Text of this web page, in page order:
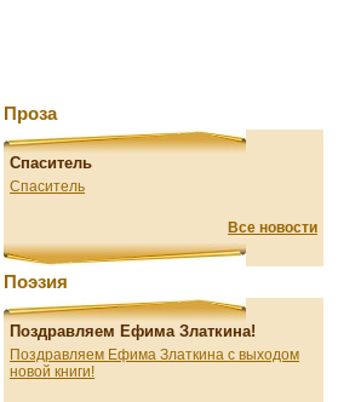
Проза
Спаситель
Спаситель
Все новости
Поэзия
Поздравляем Ефима Златкина!
Поздравляем Ефима Златкина с выходом
новой книги!